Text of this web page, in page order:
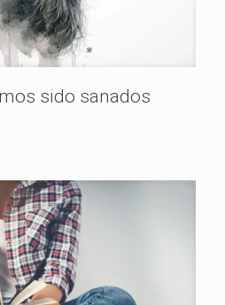
sido sanados